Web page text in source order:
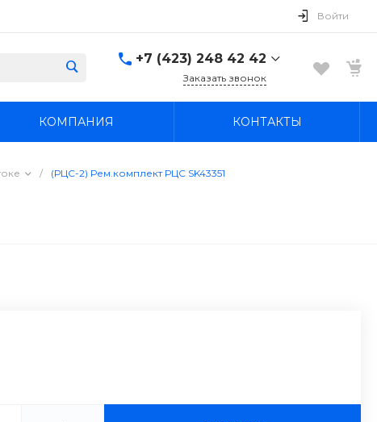
Войти
+7 (423) 248 42 42
Надеждинский район, п.
boss4848@mail.ru
Заказать звонок
КОМПАНИЯ КОНТАКТЫ
/ (РЦС-2) Рем.комплект РЦС SK43351